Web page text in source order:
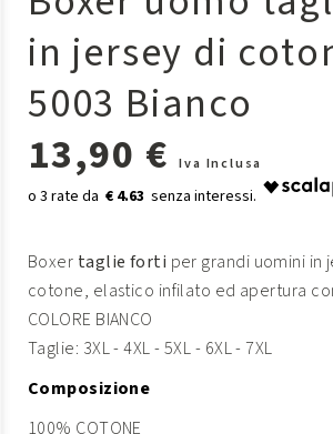
in jersey di
5003 Bianco
13,90 €
Iva Inclusa
€ 4.63
Boxer taglie forti per grandi uomini in
cotone, elastico infilato ed apertura
COLORE BIANCO
Taglie: 3XL - 4XL - 5XL - 6XL - 7XL
Composizione
100% COTONE